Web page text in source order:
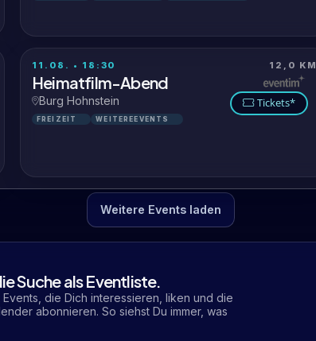
11.08. • 18:30 12,0 KM
Heimatfilm-Abend
Burg Hohnstein
FREIZEIT WEITEREEVENTS
Tickets*
Weitere Events laden
Suche als Eventliste.
die Dich interessieren, liken und die
abonnieren. So siehst Du immer, was